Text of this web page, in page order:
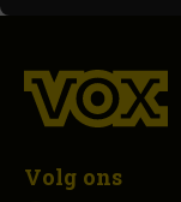
Volg ons